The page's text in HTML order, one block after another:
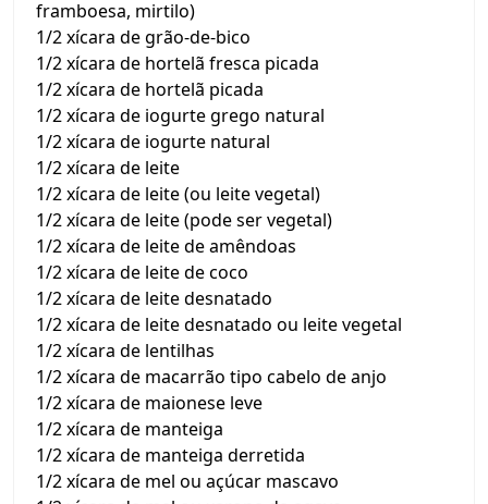
framboesa, mirtilo)
1/2 xícara de grão-de-bico
1/2 xícara de hortelã fresca picada
1/2 xícara de hortelã picada
1/2 xícara de iogurte grego natural
1/2 xícara de iogurte natural
1/2 xícara de leite
1/2 xícara de leite (ou leite vegetal)
1/2 xícara de leite (pode ser vegetal)
1/2 xícara de leite de amêndoas
1/2 xícara de leite de coco
1/2 xícara de leite desnatado
1/2 xícara de leite desnatado ou leite vegetal
1/2 xícara de lentilhas
1/2 xícara de macarrão tipo cabelo de anjo
1/2 xícara de maionese leve
1/2 xícara de manteiga
1/2 xícara de manteiga derretida
1/2 xícara de mel ou açúcar mascavo